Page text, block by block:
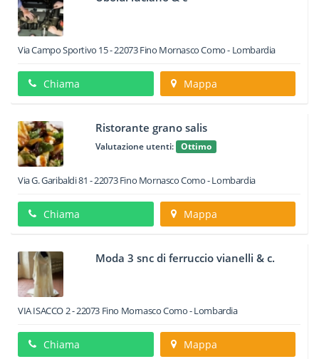
Via Campo Sportivo 15-22073Fino MornascoComo - Lombardia
Chiama Mappa
Ristorante grano salis
Valutazione utenti: Ottimo
Via G. Garibaldi 81 -22073 Fino MornascoComo -Lombardia
Chiama Mappa
Moda 3 snc di ferruccio vianelli & c.
VIA ISACCO 2-22073 Fino MornascoComo -Lombardia
Chiama Mappa